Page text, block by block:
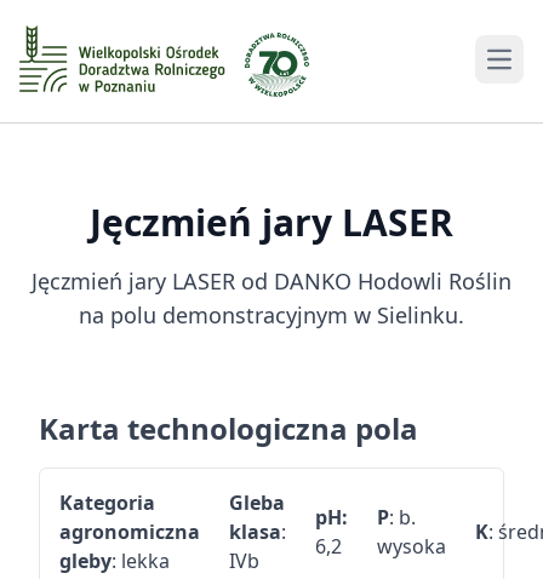
Jęczmień jary LASER
Jęczmień jary LASER od DANKO Hodowli Roślin
na polu demonstracyjnym w Sielinku.
Karta technologiczna pola
Kategoria
agronomiczna
gleby: lekka
Gleba
klasa:
IVb
pH:
6,2
P: b.
wysoka
K: